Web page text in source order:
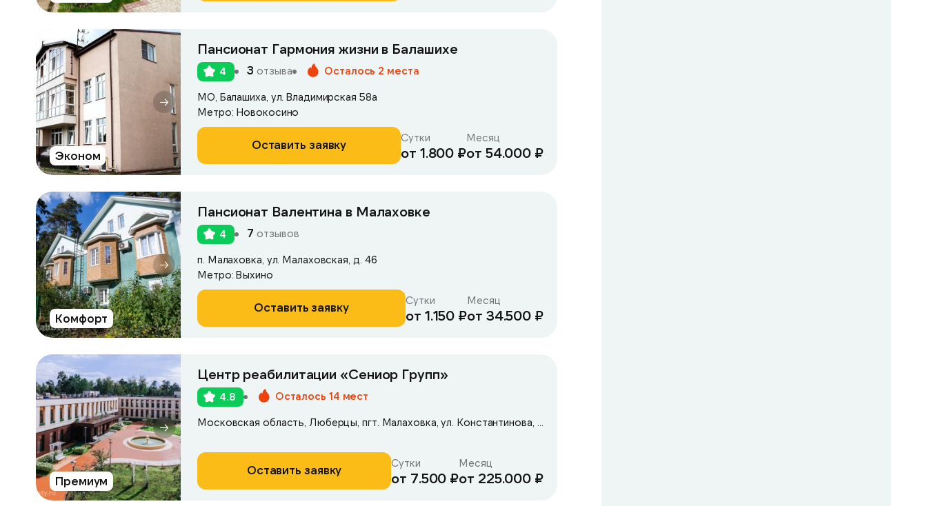
Эконом
Пансионат Гармония жизни в Балашихе
4 3 отзыва Осталось 2 места
МО, Балашиха, ул. Владимирская 58а
Метро: Новокосино
Оставить заявку Сутки
от 1.800 ₽
Месяц
от 54.000 ₽
Комфорт
Пансионат Валентина в Малаховке
4 7 отзывов
п. Малаховка, ул. Малаховская, д. 46
Метро: Выхино
Оставить заявку Сутки
от 1.150 ₽
Месяц
от 34.500 ₽
Премиум
Центр реабилитации «Сениор Групп»
4.8 Осталось 14 мест
Оставить заявку Сутки
от 7.500 ₽
Месяц
от 225.000 ₽